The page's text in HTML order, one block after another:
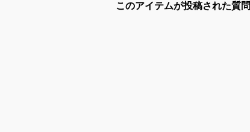
このアイテムが投稿された質問